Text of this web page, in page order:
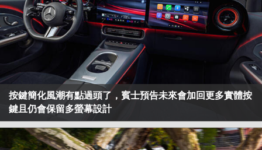
按鍵簡化風潮有點過頭了，賓士預告未來會加回更多實體按
鍵且仍會保留多螢幕設計